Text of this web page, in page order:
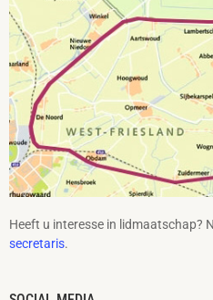
Heeft u interesse in lidmaatschap?
secretaris.